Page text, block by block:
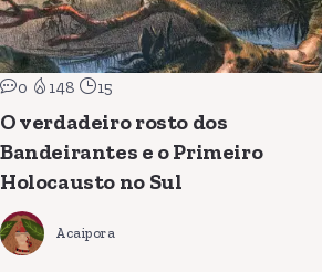
0 148 15
O verdadeiro rosto dos
Bandeirantes e o Primeiro
Holocausto no Sul
Acaipora